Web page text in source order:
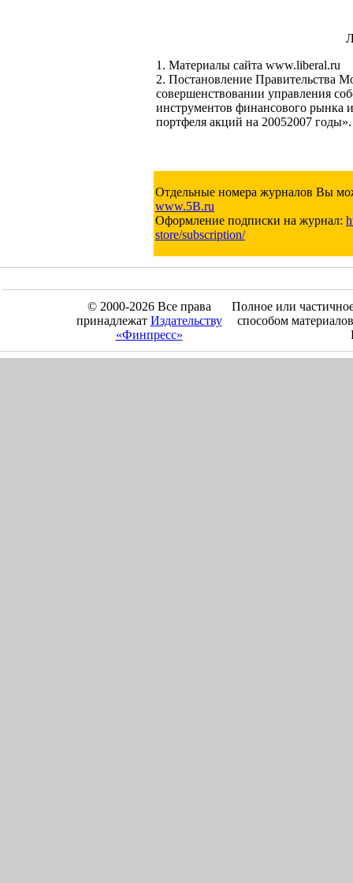
1. Материалы сайта www.liberal.ru
2. Постановление Правительства
совершенствовании управления
инструментов финансового рынка
портфеля акций на 20052007 годы».
Отдельные номера журналов Вы
www.5B.ru
Оформление подписки на журнал:
store/subscription/
© 2000-2026 Все права
принадлежат Издательству
«Финпресс»
Полное или
способом